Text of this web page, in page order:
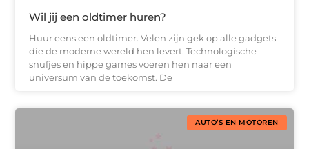
Wil jij een oldtimer huren?
Huur eens een oldtimer. Velen zijn gek op alle gadgets
die de moderne wereld hen levert. Technologische
snufjes en hippe games voeren hen naar een
universum van de toekomst. De
AUTO’S EN MOTOREN